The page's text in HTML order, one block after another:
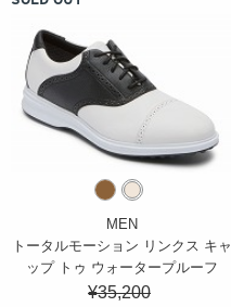
MEN
トータルモーション リンクス キャ
ップ トゥ ウォータープルーフ
¥35,200